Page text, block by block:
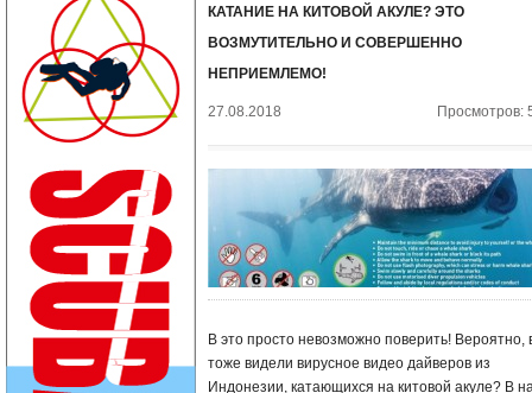
КАТАНИЕ НА КИТОВОЙ АКУЛЕ? ЭТО
ВОЗМУТИТЕЛЬНО И СОВЕРШЕННО
НЕПРИЕМЛЕМО!
27.08.2018 Просмотров:
В это просто невозможно поверить! Вероятно,
тоже видели вирусное видео дайверов из
Индонезии, катающихся на китовой акуле? В